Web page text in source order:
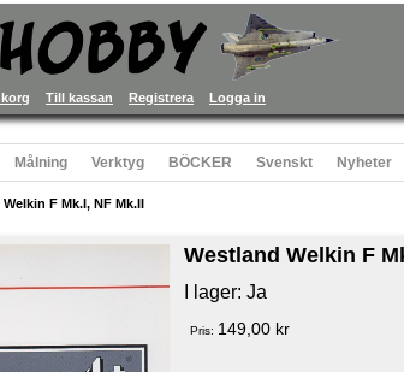
Till kassan Registrera Logga in
Målning Verktyg BÖCKER Svenskt Nyheter
F Mk.I, NF Mk.II
Westland Welkin F
I lager: Ja
Pris: 149,00 kr